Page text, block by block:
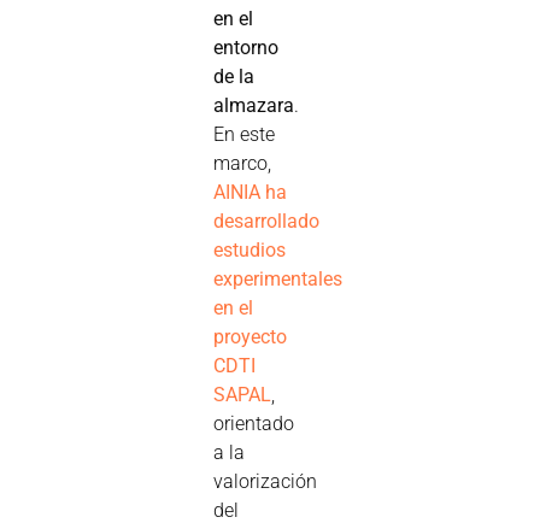
en el
entorno
de la
almazara.
En este
marco,
AINIA ha
desarrollado
estudios
experimentales
en el
proyecto
CDTI
SAPAL
orientado
a la
valorización
del